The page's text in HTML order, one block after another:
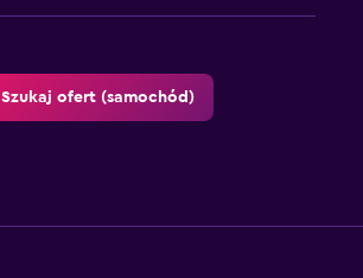
Szukaj ofert (samochód)